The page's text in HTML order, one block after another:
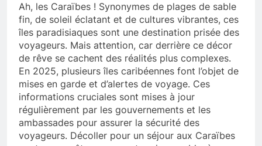
Ah, les Caraïbes ! Synonymes de plages de sable
fin, de soleil éclatant et de cultures vibrantes, ces
îles paradisiaques sont une destination prisée des
voyageurs. Mais attention, car derrière ce décor
de rêve se cachent des réalités plus complexes.
En 2025, plusieurs îles caribéennes font l’objet de
mises en garde et d’alertes de voyage. Ces
informations cruciales sont mises à jour
régulièrement par les gouvernements et les
ambassades pour assurer la sécurité des
voyageurs. Décoller pour un séjour aux Caraïbes